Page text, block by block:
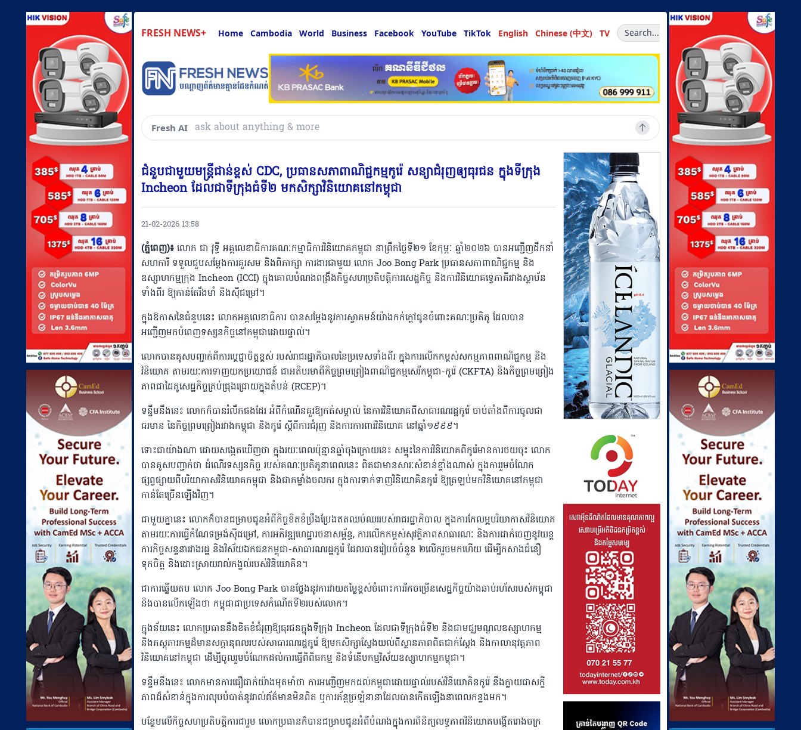
FRESH NEWS+ Home Cambodia World Business Facebook YouTube TikTok English Chinese (中文) TV Search...
Fresh AI សួរអ្វីៗគ្រប់យ៉ាងដ
ជំនួបជាមួយមន្ដ្រីជាន់ខ្ពស់ CDC, ប្រធានសភាពាណិជ្ជកម្មកូរ៉េ សន្យាជំរុញឲ្យធុរជន ក្នុងទីក្រុង
Incheon ដែលជាទីក្រុងធំទី២ មកសិក្សាវិនិយោគនៅកម្ពុជា
21-02-2026 13:58
(ភ្នំពេញ)៖លោក ជា វុទ្ធី អគ្គលេខាធិការគណៈកម្មាធិការវិនិយោគកម្ពុជា នាព្រឹកថ្ងៃទី២១ ខែកុម្ភៈ ឆ្នាំ២០២៦ បានអញ្ជើញដឹកនាំ
សហការី ទទួលជួបសម្តែងការគួរសម និងពិភាក្សា ការងារជាមួយ លោក Joo Bong Park ប្រធានសភាពាណិជ្ជកម្ម និង
ឧស្សាហកម្មក្រុង Incheon (ICCI) ក្នុងគោលបំណងពង្រឹងកិច្ចសហប្រតិបត្តិការសេដ្ឋកិច្ច និងការវិនិយោគទ្វេភាគីរវាងស្ថាប័ន
ទាំងពីរ ឱ្យកាន់តែរឹងមាំ និងស៊ីជម្រៅ។
ក្នុងឱកាសនៃជំនួបនេះ លោកអគ្គលេខាធិការ បានសម្តែងនូវការស្វាគមន៍យ៉ាងកក់ក្តៅជូនចំពោះគណៈប្រតិភូ ដែលបាន
អញ្ជើញមកបំពេញទស្សនកិច្ចនៅកម្ពុជាដោយផ្ទាល់។
លោកបានគូសបញ្ជាក់ពីការប្តេជ្ញាចិត្តខ្ពស់ របស់រាជរដ្ឋាភិបាលនៃប្រទេសទាំងពីរ ក្នុងការលើកកម្ពស់សកម្មភាពពាណិជ្ជកម្ម និង
វិនិយោគ តាមរយៈការទាញយកប្រយោជន៍ ជាអតិបរមាពីកិច្ចព្រមព្រៀងពាណិជ្ជកម្មសេរីកម្ពុជា-កូរ៉េ (CKFTA) និងកិច្ចព្រមព្រៀង
ភាពជាដៃគូសេដ្ឋកិច្ចគ្រប់ជ្រុងជ្រោយក្នុងតំបន់ (RCEP)។
ទន្ទឹមនឹងនេះ លោកក៏បានរំលឹកផងដែរ អំពីកំណើនគួរឱ្យកត់សម្គាល់ នៃការវិនិយោគពីសាធារណរដ្ឋកូរ៉េ ចាប់តាំងពីការចូលជា
ធរមាន នៃកិច្ចព្រមព្រៀងរវាងកម្ពុជា និងកូរ៉េ ស្តីពីការជំរុញ និងការការពារវិនិយោគ នៅឆ្នាំ១៩៩៩។
ទោះជាយ៉ាងណា ដោយសង្កេតឃើញថា ក្នុងរយៈពេលប៉ុន្មានឆ្នាំចុងក្រោយនេះ សម្ទុះនៃការវិនិយោគពីកូរ៉េមានការថយចុះ លោក
បានគូសបញ្ជាក់ថា ដំណើរទស្សនកិច្ច របស់គណៈប្រតិភូនាពេលនេះ ពិតជាមានសារៈសំខាន់ខ្លាំងណាស់ ក្នុងការរួមចំណែក
ផ្សព្វផ្សាយពីបរិយាកាសវិនិយោគកម្ពុជា និងជាកម្លាំងចលករ ក្នុងការទាក់ទាញវិនិយោគិនកូរ៉េ ឱ្យត្រឡប់មកវិនិយោគនៅកម្ពុជា
កាន់តែច្រើនឡើងវិញ។
ជាមួយគ្នានេះ លោកក៏បានជម្រាបជូនអំពីកិច្ចខិតខំប្រឹងប្រែងឥតឈប់ឈររបស់រាជរដ្ឋាភិបាល ក្នុងការកែលម្អបរិយាកាសវិនិយោគ
តាមរយៈការធ្វើកំណែទម្រង់ស៊ីជម្រៅ, ការអភិវឌ្ឍហេដ្ឋារចនាសម្ព័ន្ធ, ការលើកកម្ពស់សុវត្ថិភាពសាធារណៈ និងការដាក់ចេញនូវយន្ត
ការកិច្ចសន្ទនារវាងរដ្ឋ និងវិស័យឯកជនកម្ពុជា-សាធារណរដ្ឋកូរ៉េ ដែលបានរៀបចំចំនួន ២លើករួចមកហើយ ដើម្បីកសាងជំនឿ
ទុកចិត្ត និងដោះស្រាយរាល់កង្វល់របស់វិនិយោគិន។
ជាការឆ្លើយតប លោក Joo Bong Park បានថ្លែងនូវការវាយតម្លៃខ្ពស់ចំពោះការរីកចម្រើនសេដ្ឋកិច្ចយ៉ាងឆាប់រហ័សរបស់កម្ពុជា
និងបានលើកឡើងថា កម្ពុជាជាប្រទេសកំណើតទី២របស់លោក។
ក្នុងន័យនេះ លោកប្រធាននឹងខិតខំជំរុញឱ្យធុរជនក្នុងទីក្រុង Incheon ដែលជាទីក្រុងធំទី២ និងជាមជ្ឈមណ្ឌលឧស្សាហកម្ម
និងភស្តុភារកម្មដ៏មានសក្តានុពលរបស់សាធារណរដ្ឋកូរ៉េ ឱ្យមកសិក្សាស្វែងយល់ពីស្ថានភាពពិតជាក់ស្តែង និងកាលានុវត្តភាព
វិនិយោគនៅកម្ពុជា ដើម្បីចូលរួមចំណែកដល់ការធ្វើពិពិធកម្ម និងទំនើបកម្មវិស័យឧស្សាហកម្មកម្ពុជា។
ទន្ទឹមនឹងនេះ លោកមានការជឿជាក់យ៉ាងមុតមាំថា ការអញ្ជើញមកដល់កម្ពុជាដោយផ្ទាល់របស់វិនិយោគិនកូរ៉េ នឹងក្លាយជាសក្ខី
ភាពដ៏សំខាន់ក្នុងការលុបបំបាត់នូវរាល់ព័ត៌មានមិនពិត ឬការភ័ន្តច្រឡំនានាដែលបានកើតឡើងនាពេលកន្លងមក។
បន្ថែមលើកិច្ចសហប្រតិបត្តិការជារួម លោកប្រធានក៏បានជម្រាបជូនអំពីបំណងក្នុងការពិនិត្យលទ្ធភាពវិនិយោគបង្កើតរោងចក្រ